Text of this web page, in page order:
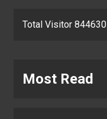
Total Visitor 844630
Most Read